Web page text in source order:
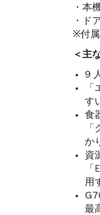
・本
・ド
※付
＜主
9
す
食
か
資
用
最